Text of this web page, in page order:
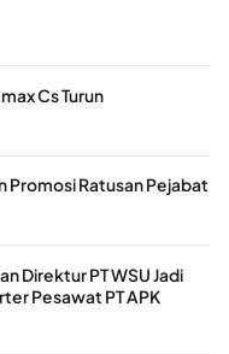
Cs Turun
Promosi Ratusan Pejabat
Direktur PT WSU Jadi
Pesawat PT APK